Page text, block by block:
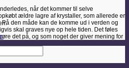
når det kommer til selve
ældre lagre af krystaller, som allerede er
den måde kan de komme ud i verden og
skal graves nye op hele tiden. Det føles
det på, og som noget der giver mening for